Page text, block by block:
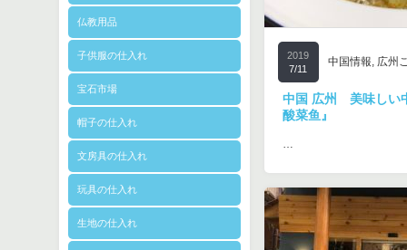
仏教用品
子供服の仕入れ
宝石市場
帽子の仕入れ
文房具の仕入れ
玩具の仕入れ
生地の仕入れ
2019
7/11
中国情報, 広州
中国 広州 美味しい
酸菜鱼』
…